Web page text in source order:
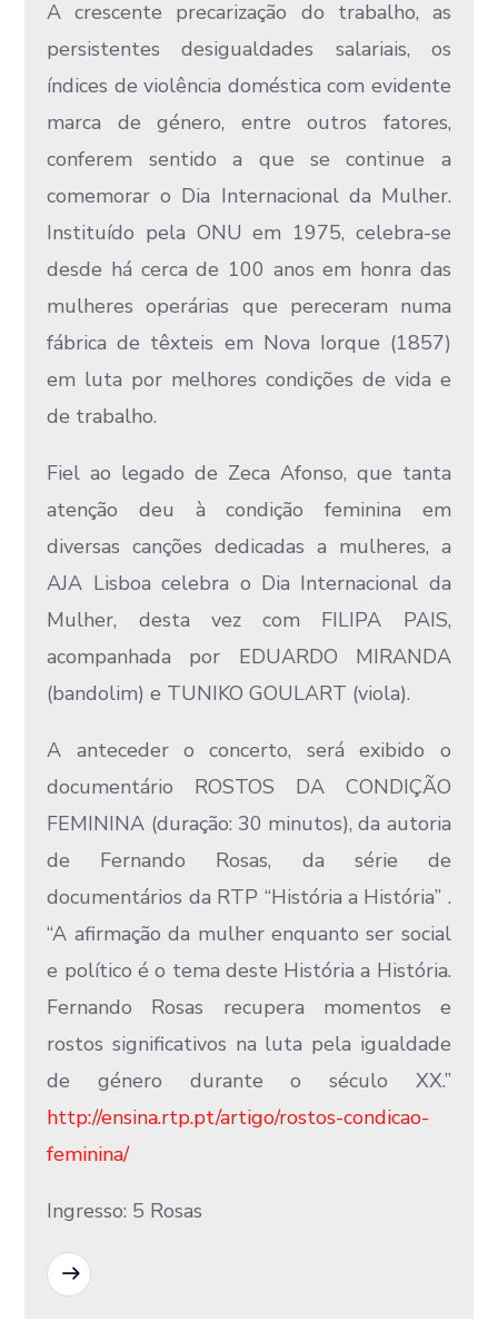
A crescente precarização do trabalho, as
persistentes desigualdades salariais, os
índices de violência doméstica com evidente
marca de género, entre outros fatores,
conferem sentido a que se continue a
comemorar o Dia Internacional da Mulher.
Instituído pela ONU em 1975, celebra-se
desde há cerca de 100 anos em honra das
mulheres operárias que pereceram numa
fábrica de têxteis em Nova Iorque (1857)
em luta por melhores condições de vida e
de trabalho.
Fiel ao legado de Zeca Afonso, que tanta
atenção deu à condição feminina em
diversas canções dedicadas a mulheres, a
AJA Lisboa celebra o Dia Internacional da
Mulher, desta vez com FILIPA PAIS,
acompanhada por EDUARDO MIRANDA
(bandolim) e TUNIKO GOULART (viola).
A anteceder o concerto, será exibido o
documentário ROSTOS DA CONDIÇÃO
FEMININA (duração: 30 minutos), da autoria
de Fernando Rosas, da série de
documentários da RTP “História a História” .
“A afirmação da mulher enquanto ser social
e político é o tema deste História a História.
Fernando Rosas recupera momentos e
rostos significativos na luta pela igualdade
de género durante o século XX.”
http://ensina.rtp.pt/artigo/rostos-condicao-
feminina/
Ingresso: 5 Rosas